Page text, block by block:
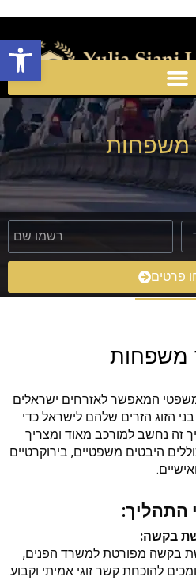
Open toolbar
משפחות
פרטים
משפחות
המאפשר לאזרחים ישראלים
הזוג הזרים שלהם לישראל כדי
זה נחשב למורכב מאוד ומצריך
היבטים משפטיים, בירוקרטיים
ואישיים.
התהליך:
בקשה:
בקשה מפורטת למשרד הפנים,
להוכחת קשר זוגי אמיתי וקבוע.